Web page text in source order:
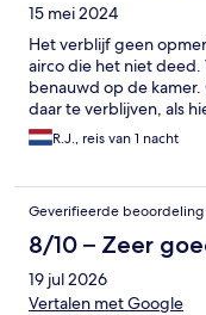
15 mei 2024
Het verblijf geen
airco die het niet deed.
benauwd op de
daar te verblijven, als
R.J., reis van 1 nacht
Geverifieerde beoordeling
8/10 – Zeer
19 jul 2026
Vertalen met Google